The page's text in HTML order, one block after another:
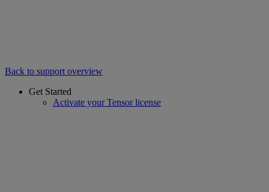
Back to support overview
Get Started
Activate your Tensor license